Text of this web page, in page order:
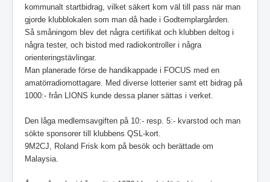
kommunalt startbidrag, vilket säkert kom väl till pass när man
gjorde klubblokalen som man då hade i Godtemplargården.
Så småningom blev det några certifikat och klubben deltog i
några tester, och bistod med radiokontroller i några
orienteringstävlingar.
Man planerade förse de handikappade i FOCUS med en
amatörradiomottagare. Med diverse lotterier samt ett bidrag på
1000:- från LIONS kunde dessa planer sättas i verket.
Den låga medlemsavgiften på 10:- resp. 5:- kvarstod och man
sökte sponsorer till klubbens QSL-kort.
9M2CJ, Roland Frisk kom på besök och berättade om
Malaysia.